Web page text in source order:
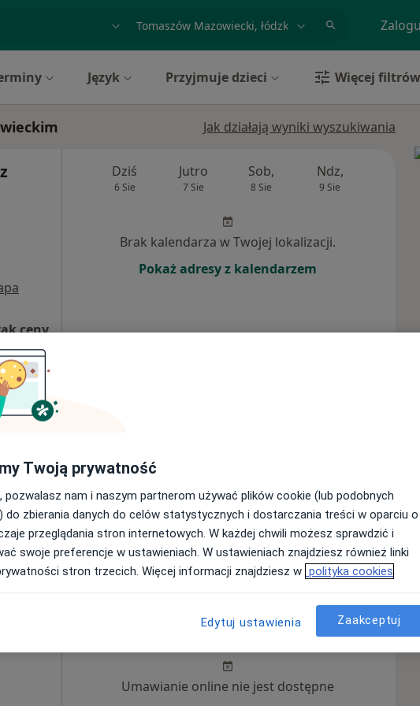
miasto lub dzielnica
Język Przyjmuje dzieci Więcej filtrów
Jak działają wyniki wyszukiwania
ceny
Dziś
6 Sie
Jutro
7 Sie
Sob,
8 Sie
Ndz,
9 Sie
Brak kalendarza w Twojej lokalizacji.
Pokaż adresy z kalendarzem
Mapa
ceny
Brak kalendarza w Twojej lokalizacji.
Pokaż adresy z kalendarzem
Jutro Sob, Ndz, Pon,
Umawianie online nie jest dostępne
Twoją prywatność
pozwalasz nam i naszym partnerom używać plików cookie (lub podobnych
do zbierania danych do celów statystycznych i dostarczania treści w oparciu o
przeglądania stron internetowych. W każdej chwili możesz sprawdzić i
swoje preferencje w ustawieniach. W ustawieniach znajdziesz również linki
stron trzecich. Więcej informacji znajdziesz w polityka cookies
Edytuj ustawienia Zaakceptuj